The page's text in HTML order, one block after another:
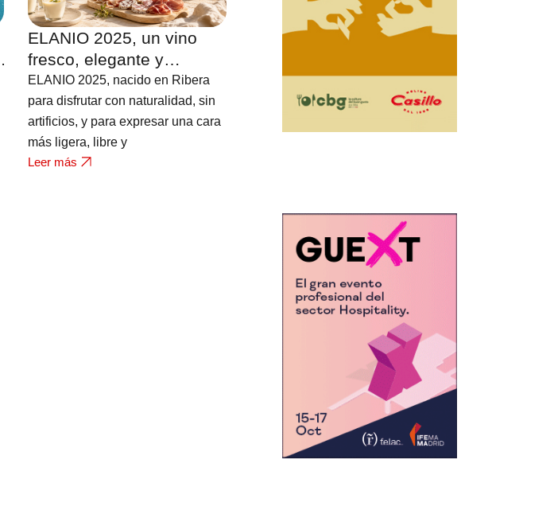
ELANIO 2025, un vino
fresco, elegante y
contemporáneo que es el
nuevo miembro de la
bodega FERRATUS
ELANIO 2025, nacido en Ribera
para disfrutar con naturalidad, sin
artificios, y para expresar una cara
más ligera, libre y
Leer más